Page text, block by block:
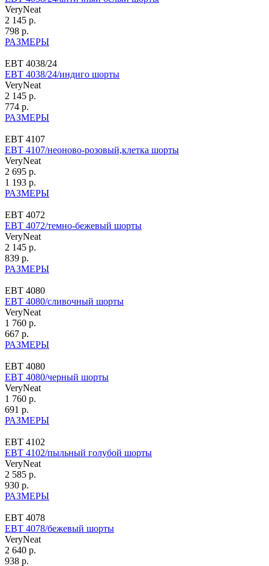
VeryNeat
2 145 р.
798 р.
РАЗМЕРЫ
ЕВТ 4038/24
ЕВТ 4038/24/индиго шорты
VeryNeat
2 145 р.
774 р.
РАЗМЕРЫ
ЕВТ 4107
ЕВТ 4107/неоново-розовый,клетка шорты
VeryNeat
2 695 р.
1 193 р.
РАЗМЕРЫ
ЕВТ 4072
ЕВТ 4072/темно-бежевый шорты
VeryNeat
2 145 р.
839 р.
РАЗМЕРЫ
ЕВТ 4080
ЕВТ 4080/сливочный шорты
VeryNeat
1 760 р.
667 р.
РАЗМЕРЫ
ЕВТ 4080
ЕВТ 4080/черный шорты
VeryNeat
1 760 р.
691 р.
РАЗМЕРЫ
ЕВТ 4102
ЕВТ 4102/пыльный голубой шорты
VeryNeat
2 585 р.
930 р.
РАЗМЕРЫ
ЕВТ 4078
ЕВТ 4078/бежевый шорты
VeryNeat
2 640 р.
938 р.